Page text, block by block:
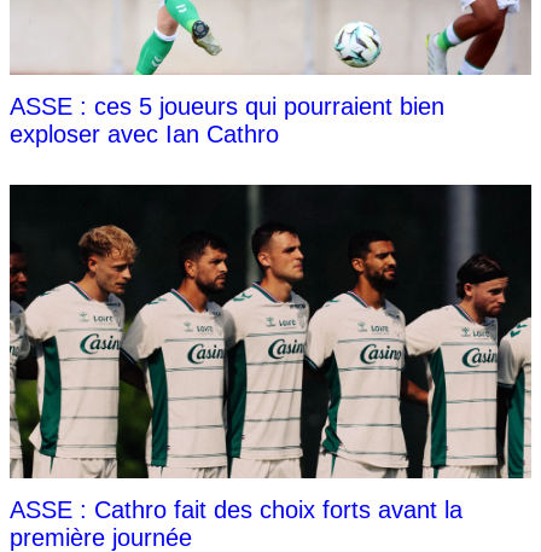
ASSE : ces 5 joueurs qui pourraient bien
exploser avec Ian Cathro
ASSE : Cathro fait des choix forts avant la
première journée